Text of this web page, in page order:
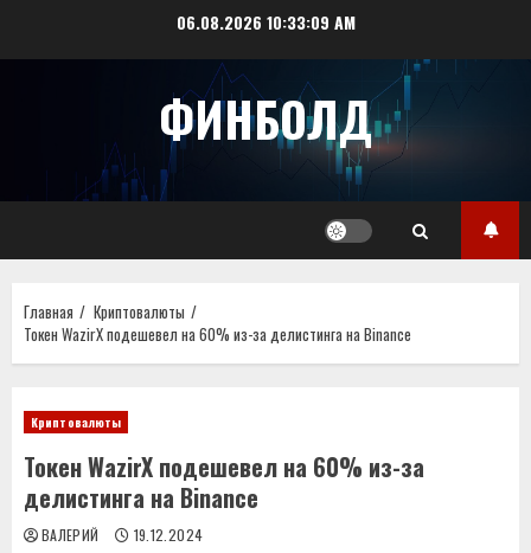
06.08.202610:33:10 AM
ФИНБОЛД
Главная
Криптовалюты
Токен WazirX подешевел на 60% из-за делистинга на Binance
Криптовалюты
Токен WazirX подешевел на 60% из-за
делистинга на Binance
ВАЛЕРИЙ 19.12.2024